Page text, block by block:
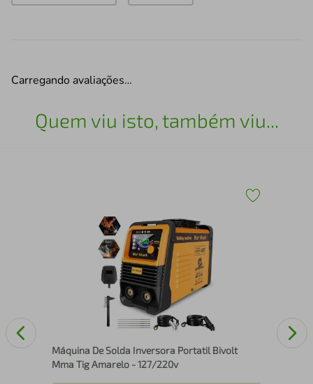
Carregando avaliações…
Quem viu isto, também viu...
Máquina De Solda Inversora Portatil Bivolt
Mma Tig Amarelo - 127/220v